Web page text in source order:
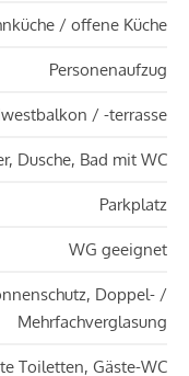
/ offene Küche
Personenaufzug
/ -terrasse
Dusche, Bad mit WC
Parkplatz
WG geeignet
Doppel- /
Mehrfachverglasung
Toiletten, Gäste-WC